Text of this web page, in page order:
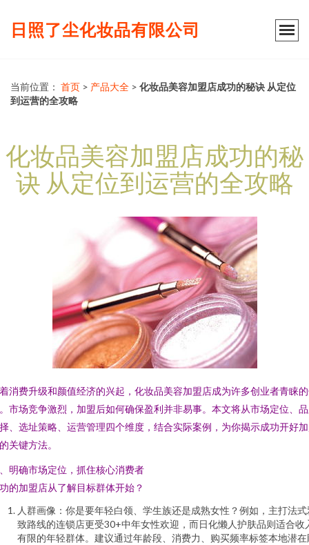
日照了尘化妆品有限公司
当前位置： 首页 > 产品大全 > 化妆品美容加盟店成功的秘诀 从定位
到运营的全攻略
化妆品美容加盟店成功的秘
诀 从定位到运营的全攻略
消费升级和颜值经济的兴起，化妆品美容加盟店成为许多创业者青睐
市场竞争激烈，加盟后如何确保盈利并非易事。本文将从市场定位、
、选址策略、运营管理四个维度，结合实际案例，为你揭示成功开好
关键方法。
明确市场定位，抓住核心消费者
的加盟店从了解目标群体开始？
人群画像：你是要年轻白领、学生族还是成熟女性？例如，主打法式
致路线的连锁店更受30+中年女性欢迎，而日化懒人护肤品则适合收
有限的年轻群体。建议通过年龄段、消费力、购买频率标签本地潜在